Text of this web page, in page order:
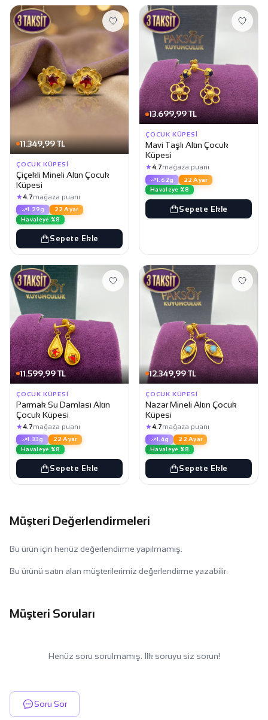
11.349,99 TL
ÇOCUK KÜPESI
Çiçekli Mineli Altın Çocuk
Küpesi
★4.7mağaza puanı
1.29g
22 Ayar
Havaleye %8
Sepete Ekle
13.699,99 TL
ÇOCUK KÜPESI
Mavi Taşlı Altın Çocuk
Küpesi
★4.7mağaza puanı
1.62g
22 Ayar
Havaleye %8
Sepete Ekle
11.599,99 TL
ÇOCUK KÜPESI
Parmak Su Damlası Altın
Çocuk Küpesi
★4.7mağaza puanı
1.33g
22 Ayar
Havaleye %8
Sepete Ekle
12.349,99 TL
ÇOCUK KÜPESI
Nazar Mineli Altın Çocuk
Küpesi
★4.7mağaza puanı
1.4g
22 Ayar
Havaleye %8
Sepete Ekle
Müşteri Değerlendirmeleri
Bu ürün için henüz değerlendirme yapılmamış.
Bu ürünü satın alan müşterilerimiz değerlendirme yazabilir.
Müşteri Soruları
Henüz soru sorulmamış. İlk soruyu siz sorun!
Soru Sor